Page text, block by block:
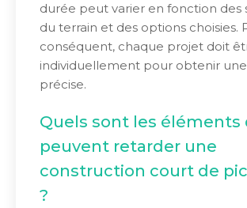
durée peut varier en fonction des
du terrain et des options choisies.
conséquent, chaque projet doit
individuellement pour obtenir
précise.
Quels sont les éléments
peuvent retarder une
construction court de
?